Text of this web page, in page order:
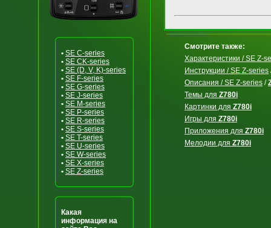
• SE C-series
• SE CK-series
• SE (D, V, K)-series
• SE F-series
• SE G-series
• SE J-series
• SE M-series
• SE P-series
• SE R-series
• SE S-series
• SE T-series
• SE U-series
• SE W-series
• SE X-series
• SE Z-series
Какая
информация на
Смотрите также:
Характеристики / SE Z-
Инструкции / SE Z-series
Описания / SE Z-series /
Темы для Z780i
Картинки для Z780i
Игры для Z780i
Приложения для Z780i
Мелодии для Z780i